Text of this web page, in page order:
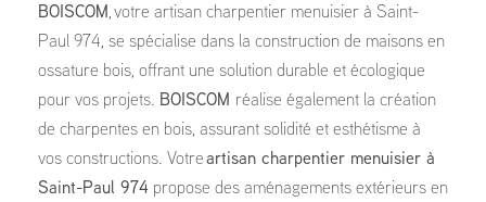
BOISCOM, votre artisan charpentier menuisier à Saint-
Paul 974, se spécialise dans la construction de maisons en
ossature bois, offrant une solution durable et écologique
pour vos projets. BOISCOM réalise également la création
de charpentes en bois, assurant solidité et esthétisme à
vos constructions. Votre artisan charpentier menuisier à
Saint-Paul 974 propose des aménagements extérieurs en